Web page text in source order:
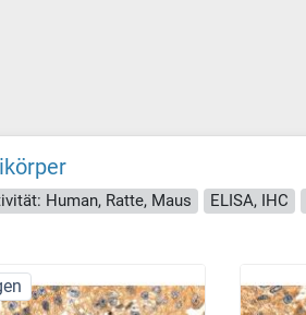
Human, Ratte, Maus ELISA, IHC